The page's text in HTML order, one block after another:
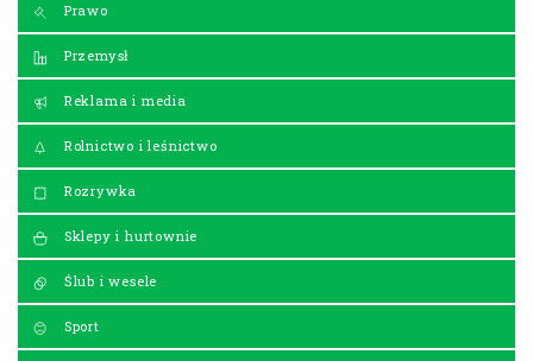
Prawo
Przemysł
Reklama i media
Rolnictwo i leśnictwo
Rozrywka
Sklepy i hurtownie
Ślub i wesele
Sport